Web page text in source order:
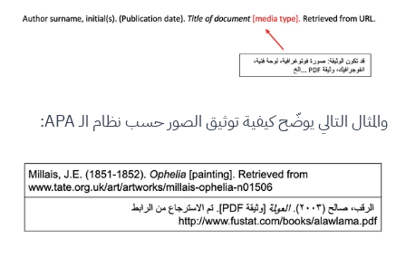
والمثال التالي يوضّح كيفية توثيق الصور حسب نظام الـ APA: